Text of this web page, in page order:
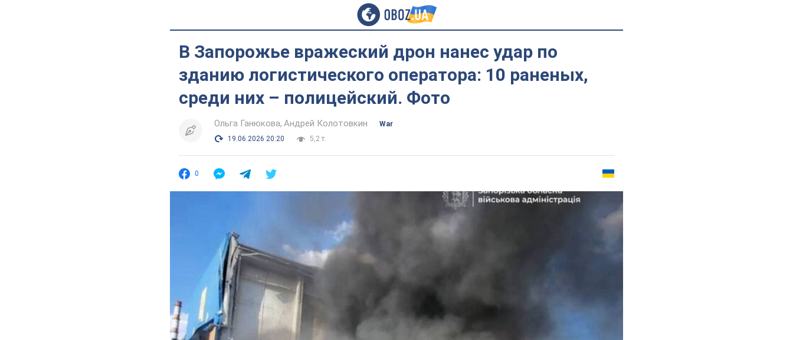
В Запорожье вражеский дрон нанес удар по
зданию логистического оператора: 10 раненых,
среди них – полицейский. Фото
Ольга Ганюкова Андрей Колотовкин
War
19.06.2026 20:20
5,2 т.
0